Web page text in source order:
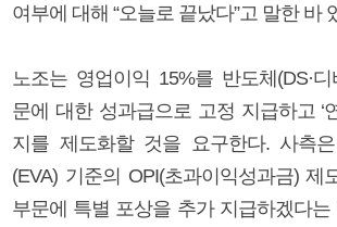
여부에 대해 “오늘로 끝났다”고 말한 바
노조는 영업이익 15%를 반도체(DS·
문에 대한 성과급으로 고정 지급하고 ‘
지를 제도화할 것을 요구한다. 사측
(EVA) 기준의 OPI(초과이익성과금) 제
부문에 특별 포상을 추가 지급하겠다는